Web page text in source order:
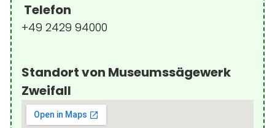
Telefon
+49 2429 94000
Standort von Museumssägewerk
Zweifall